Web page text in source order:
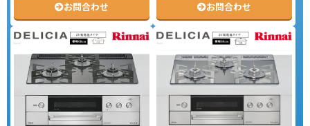
お問合わせ お問合わせ